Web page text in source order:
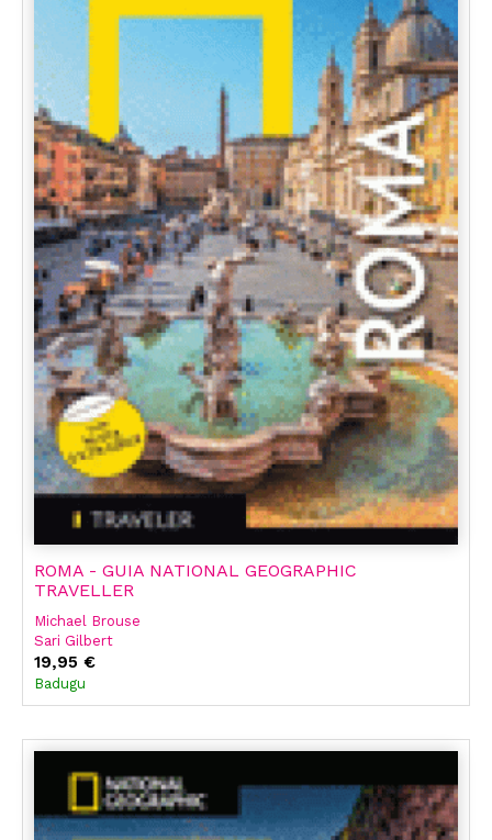
ROMA - GUIA NATIONAL GEOGRAPHIC
TRAVELLER
Michael Brouse
Sari Gilbert
19,95 €
Badugu